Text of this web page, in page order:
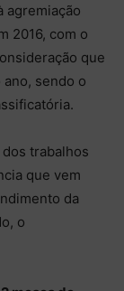
agremiação
2016, com o
que
sendo o
trabalhos
que vem
da
o